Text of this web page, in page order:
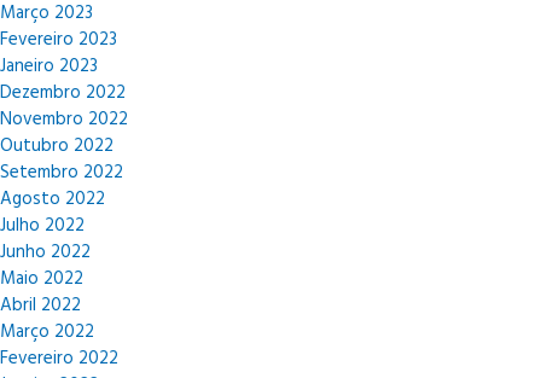
Março 2023
Fevereiro 2023
Janeiro 2023
Dezembro 2022
Novembro 2022
Outubro 2022
Setembro 2022
Agosto 2022
Julho 2022
Junho 2022
Maio 2022
Abril 2022
Março 2022
Fevereiro 2022